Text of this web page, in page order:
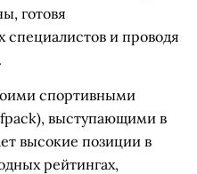
готовя
и проводя
спортивными
выступающими в
высокие позиции в
рейтингах,